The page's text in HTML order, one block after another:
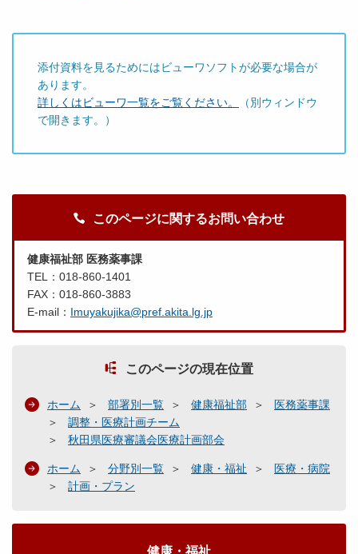
添付資料を見るためにはビューワソフトが必要な場合が
あります。
詳しくはビューワ一覧をご覧ください。
（別ウィンドウ
で開きます。）
このページに関するお問い合わせ
健康福祉部 医務薬事課
TEL：018-860-1401
FAX：018-860-3883
E-mail： Imuyakujika@pref.akita.lg.jp
このページの現在位置
ホーム 部署別一覧 健康福祉部
医務薬事課
調整・医療計画チーム
秋田県医療審議会医療計画部会
ホーム 分野別一覧 健康・福祉
医療・病院
計画・プラン
健康・福祉